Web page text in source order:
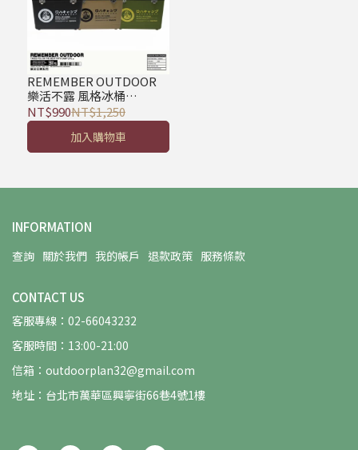
REMEMBER OUTDOOR
樂活不露 風格冰桶
11L/15.7L/24.5L/27L/32L/
36L 露營冰桶 保冷箱 保溫
桶 戶外保鮮冰桶
NT$990NT$1,250
加入購物車
INFORMATION
查詢 關於我們 我的帳戶 退款政策 服務條款
CONTACT US
客服專線：02-66043232
客服時間：13:00-21:00
信箱：outdoorplan32@gmail.com
地址：台北市萬華區興寧街66巷4號1樓